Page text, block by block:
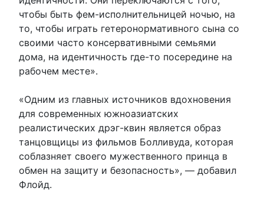
чтобы быть фем-исполнительницей ночью, на
то, чтобы играть гетеронормативного сына со
своими часто консервативными семьями
дома, на идентичность где-то посередине на
рабочем месте».
«Одним из главных источников вдохновения
для современных южноазиатских
реалистических дрэг-квин является образ
танцовщицы из фильмов Болливуда, которая
соблазняет своего мужественного принца в
обмен на защиту и безопасность», — добавил
Флойд.